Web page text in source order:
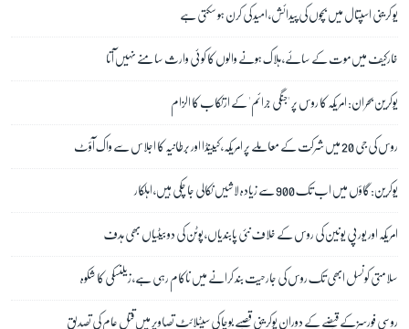
یو کرینی اسپتال میں بچوں کی پیدائش، امید کی کرن ہو سکتی ہے
خارکیف میں موت کے سائے، ہلاک ہونے والوں کا کوئی وارث سامنے نہیں آتا
یوکرین بحران: امریکہ کا روس پر 'جنگی جرائم' کے ارتکاب کا الزام
روس کی جی 20 میں شرکت کے معاملے پر امریکہ، کیینڈا اور برطانیہ کا اجلاس سے واک آؤٹ
یوکرین: گاؤں میں اب تک 900 سے زیادہ لاشیں نکالی جا چکی ہیں، اہلکار
امریکہ اور یورپی یونین کی روس کے خلاف نئی پابندیاں، پوٹن کی دو بیٹیاں بھی ہدف
سلامتی کونسل ابھی تک روس کی جارحیت بند کرانے میں ناکام رہی ہے، زیلنسکی کا شکوہ
روسی فورسز کے قبضے کے دوران یوکرینی قصبے بوچا کی سیٹلائٹ تصاویر میں قتل عام کی تصدیق